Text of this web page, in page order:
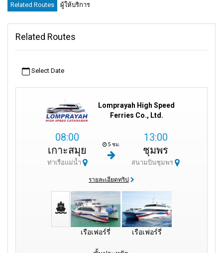
Related Routes ผู้ให้บริการ
Related Routes
Select Date
Lomprayah High Speed
Ferries Co., Ltd.
08:00
เกาะสมุย
ท่าเรือแม่น้ำ
5 ชม.
13:00
ชุมพร
สนามบินชุมพร
รายละเอียดทริป
เรือเฟอร์รี่ เรือเฟอร์รี่